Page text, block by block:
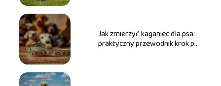
Jak zmierzyć kaganiec dla psa:
praktyczny przewodnik krok po